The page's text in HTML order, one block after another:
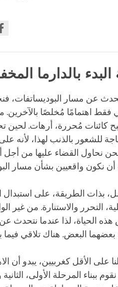
البدء بالدارما
عن مسار البوديساتفات،
فقط اهتمامًا مُخلصًا
كائنات مُحررة، أرهات. لحين
للشعور بالذنب لهذا،
نحن نحاول القضاء عليها من
نكون واقعيين بشأن مسار
بذات الطريقة، على استبدال
التحرر والاستنارة. من غير
الحياة، لذا عندما نتحدث عن
البعض. هناك تلاقي فيما
لنا على الأقل كغربيين، يبدو
ببناء المرحلة الأولى،